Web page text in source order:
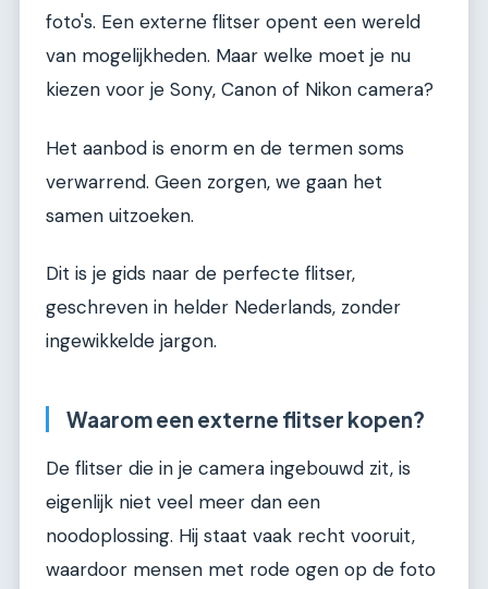
foto's. Een externe flitser opent een wereld
van mogelijkheden. Maar welke moet je nu
kiezen voor je Sony, Canon of Nikon camera?
Het aanbod is enorm en de termen soms
verwarrend. Geen zorgen, we gaan het
samen uitzoeken.
Dit is je gids naar de perfecte flitser,
geschreven in helder Nederlands, zonder
ingewikkelde jargon.
Waarom een externe flitser kopen?
De flitser die in je camera ingebouwd zit, is
eigenlijk niet veel meer dan een
noodoplossing. Hij staat vaak recht vooruit,
waardoor mensen met rode ogen op de foto